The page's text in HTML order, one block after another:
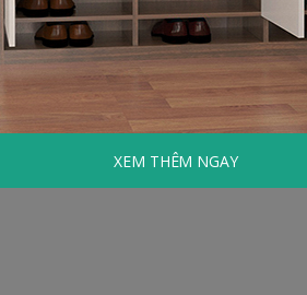
XEM THÊM NGAY